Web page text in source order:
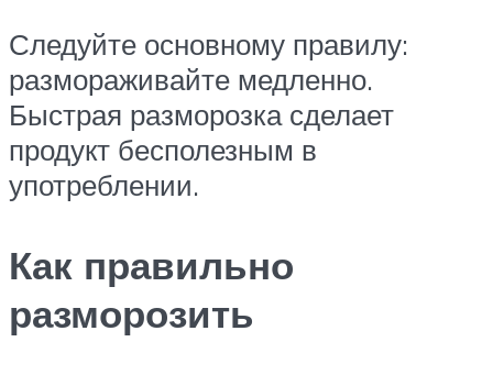
Следуйте основному правилу:
размораживайте медленно.
Быстрая разморозка сделает
продукт бесполезным в
употреблении.
Как правильно
разморозить